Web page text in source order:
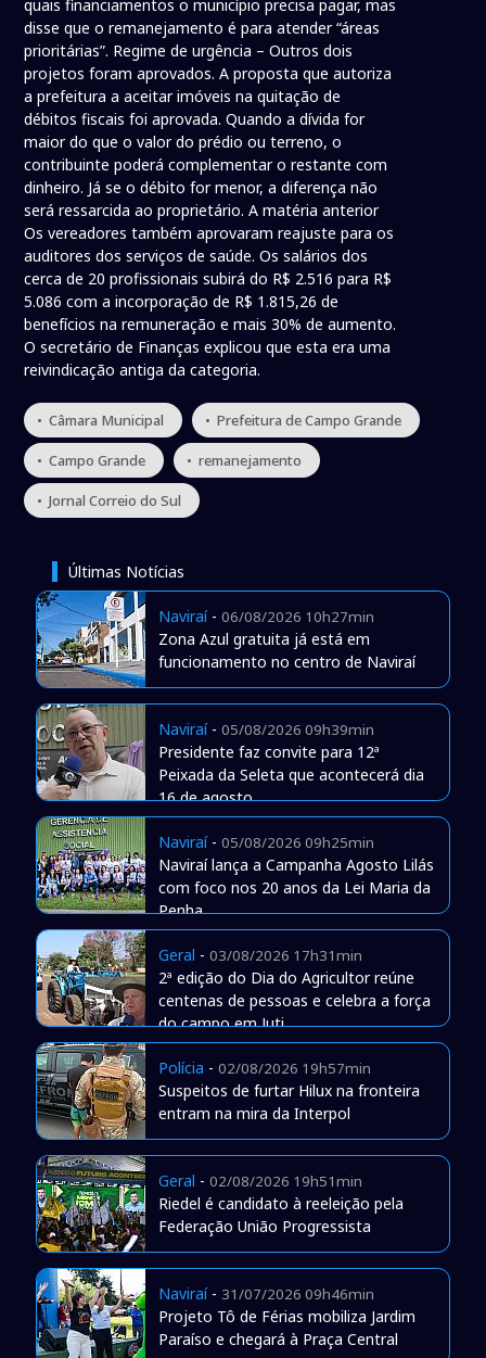
quais financiamentos o município precisa pagar, mas
disse que o remanejamento é para atender “áreas
prioritárias”. Regime de urgência – Outros dois
projetos foram aprovados. A proposta que autoriza
a prefeitura a aceitar imóveis na quitação de
débitos fiscais foi aprovada. Quando a dívida for
maior do que o valor do prédio ou terreno, o
contribuinte poderá complementar o restante com
dinheiro. Já se o débito for menor, a diferença não
será ressarcida ao proprietário. A matéria anterior
Os vereadores também aprovaram reajuste para os
auditores dos serviços de saúde. Os salários dos
cerca de 20 profissionais subirá do R$ 2.516 para R$
5.086 com a incorporação de R$ 1.815,26 de
benefícios na remuneração e mais 30% de aumento.
O secretário de Finanças explicou que esta era uma
reivindicação antiga da categoria.
• Câmara Municipal • Prefeitura de Campo Grande
• Campo Grande • remanejamento
• Jornal Correio do Sul
Últimas Notícias
Naviraí- 06/08/2026 10h27min
Zona Azul gratuita já está em
funcionamento no centro de Naviraí
Naviraí- 05/08/2026 09h39min
Presidente faz convite para 12ª
Peixada da Seleta que acontecerá dia
16 de agosto
Naviraí- 05/08/2026 09h25min
Naviraí lança a Campanha Agosto Lilás
com foco nos 20 anos da Lei Maria da
Penha
Geral - 03/08/2026 17h31min
2ª edição do Dia do Agricultor reúne
centenas de pessoas e celebra a força
do campo em Juti
Polícia - 02/08/2026 19h57min
Suspeitos de furtar Hilux na fronteira
entram na mira da Interpol
Geral - 02/08/2026 19h51min
Riedel é candidato à reeleição pela
Federação União Progressista
Naviraí- 31/07/2026 09h46min
Projeto Tô de Férias mobiliza Jardim
Paraíso e chegará à Praça Central